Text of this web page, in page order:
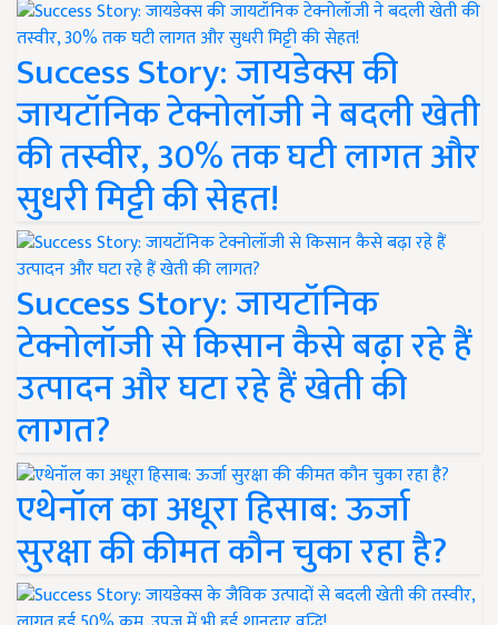
Success Story: जायडेक्स की
जायटॉनिक टेक्नोलॉजी ने बदली खेती
की तस्वीर, 30% तक घटी लागत और
सुधरी मिट्टी की सेहत!
Success Story: जायटॉनिक
टेक्नोलॉजी से किसान कैसे बढ़ा रहे हैं
उत्पादन और घटा रहे हैं खेती की
लागत?
एथेनॉल का अधूरा हिसाब: ऊर्जा
सुरक्षा की कीमत कौन चुका रहा है?